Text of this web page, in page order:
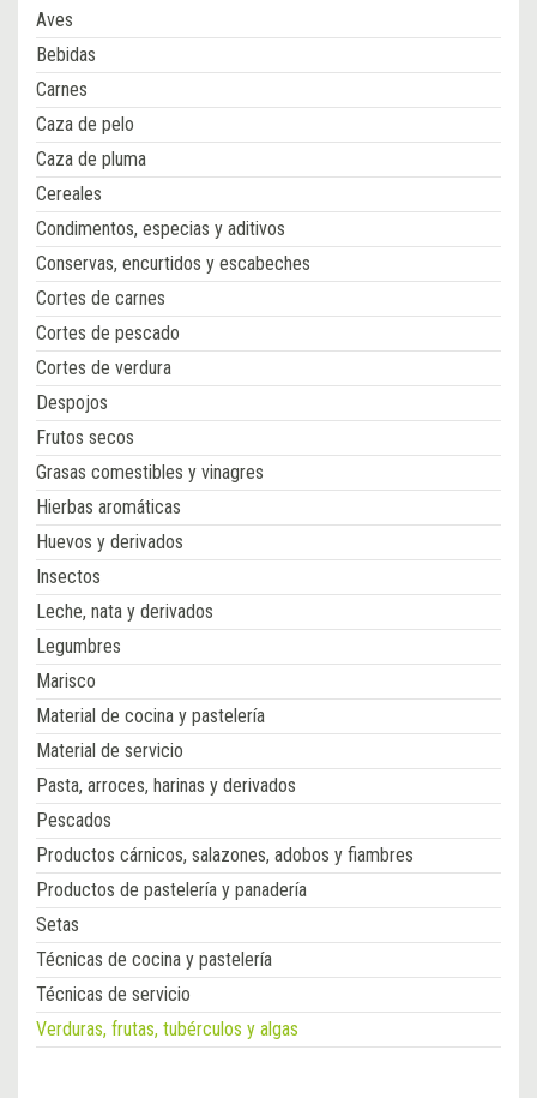
Aves
Bebidas
Carnes
Caza de pelo
Caza de pluma
Cereales
Condimentos, especias y aditivos
Conservas, encurtidos y escabeches
Cortes de carnes
Cortes de pescado
Cortes de verdura
Despojos
Frutos secos
Grasas comestibles y vinagres
Hierbas aromáticas
Huevos y derivados
Insectos
Leche, nata y derivados
Legumbres
Marisco
Material de cocina y pastelería
Material de servicio
Pasta, arroces, harinas y derivados
Pescados
Productos cárnicos, salazones, adobos y fiambres
Productos de pastelería y panadería
Setas
Técnicas de cocina y pastelería
Técnicas de servicio
Verduras, frutas, tubérculos y algas